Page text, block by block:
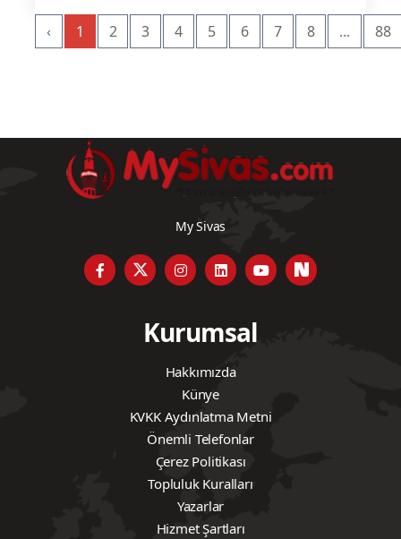
‹ 1 2 3 4 5 6 7 8 ... 88
My Sivas
Kurumsal
Hakkımızda
Künye
KVKK Aydınlatma Metni
Önemli Telefonlar
Çerez Politikası
Topluluk Kuralları
Yazarlar
Hizmet Şartları